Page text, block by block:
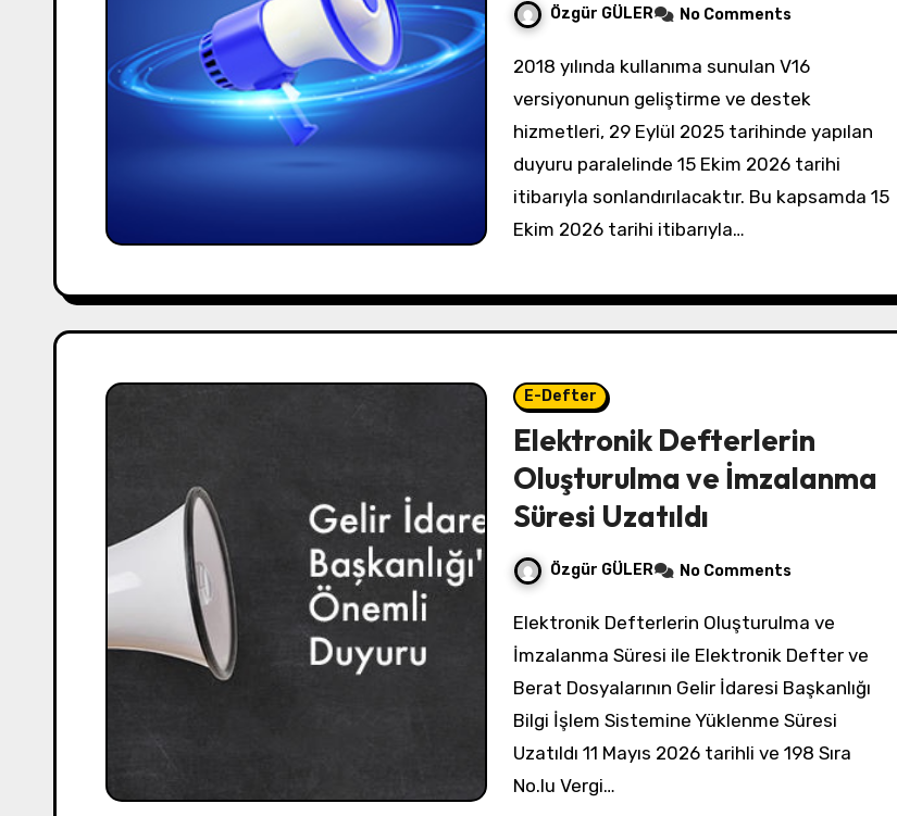
Özgür GÜLER No Comments
2018 yılında kullanıma sunulan V16
versiyonunun geliştirme ve destek
hizmetleri, 29 Eylül 2025 tarihinde yapılan
duyuru paralelinde 15 Ekim 2026 tarihi
itibarıyla sonlandırılacaktır. Bu kapsamda 15
Ekim 2026 tarihi itibarıyla…
E-Defter
Elektronik Defterlerin
Oluşturulma ve İmzalanma
Süresi Uzatıldı
Özgür GÜLER No Comments
Elektronik Defterlerin Oluşturulma ve
İmzalanma Süresi ile Elektronik Defter ve
Berat Dosyalarının Gelir İdaresi Başkanlığı
Bilgi İşlem Sistemine Yüklenme Süresi
Uzatıldı 11 Mayıs 2026 tarihli ve 198 Sıra
No.lu Vergi…